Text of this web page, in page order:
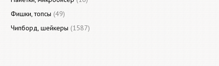
Фишки, топсы (49)
Чипборд, шейкеры (1587)